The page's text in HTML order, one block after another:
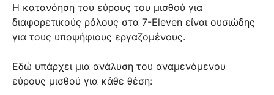
Η κατανόηση του εύρους του μισθού για
διαφορετικούς ρόλους στα 7-Eleven είναι ουσιώδης
για τους υποψήφιους εργαζομένους.
Εδώ υπάρχει μια ανάλυση του αναμενόμενου
εύρους μισθού για κάθε θέση: